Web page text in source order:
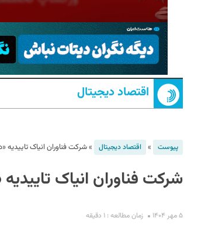
اقتصاد دیجیتال
پیوست » اقتصاد دیجیتال »شرکت فناوران انیاک تاییدیه
شرکت فناوران انیاک
۵ مهر ۱۴۰۴ زمان مطالعه : ۱ دقیقه